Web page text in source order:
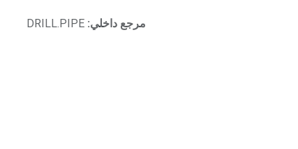
مرجع داخلي: DRILL.PIPE